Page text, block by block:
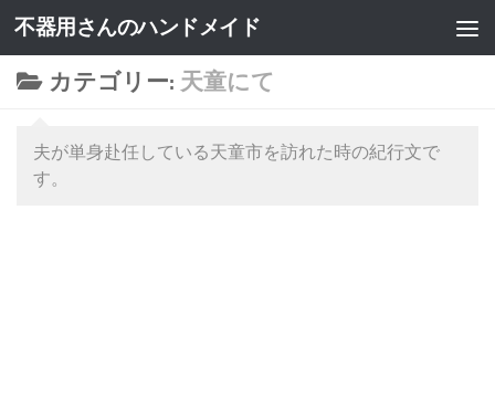
不器用さんのハンドメイド
カテゴリー: 天童にて
夫が単身赴任している天童市を訪れた時の紀行文で
す。